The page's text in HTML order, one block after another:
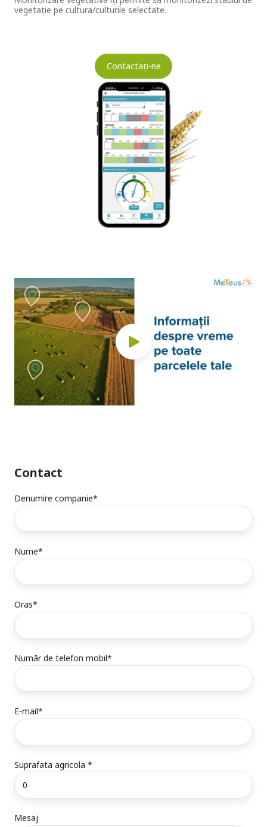
vegetație pe cultura/culturile selectate.
Contactați-ne
Contact
Denumire companie*
Nume*
Oras*
Număr de telefon mobil*
E-mail*
Suprafata agricola *
Mesaj